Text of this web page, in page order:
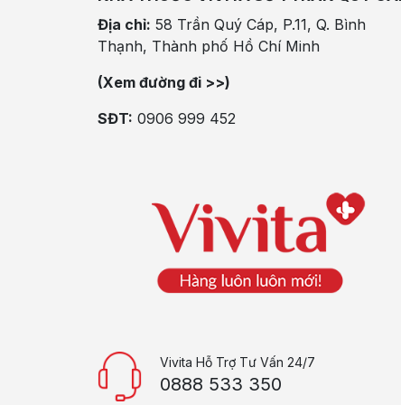
Địa chỉ: 58 Trần Quý Cáp, P.11, Q. Bình
Thạnh, Thành phố Hồ Chí Minh
(Xem đường đi >>)
SĐT: 0906 999 452
Vivita Hỗ Trợ Tư Vấn 24/7
0888 533 350